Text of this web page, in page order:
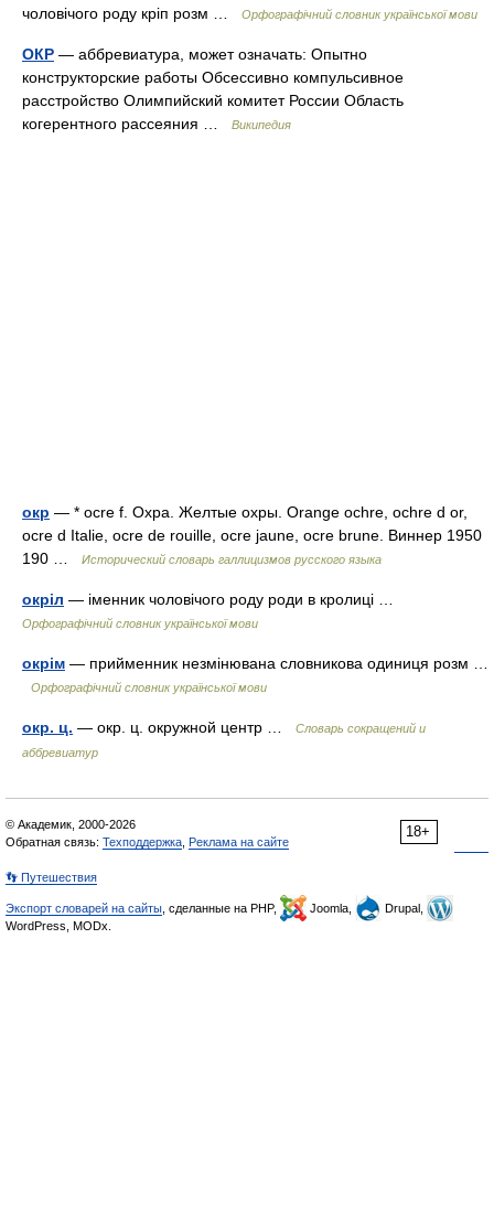
чоловічого роду кріп розм …
Орфографічний словник української мови
ОКР — аббревиатура, может означать: Опытно
конструкторские работы Обсессивно компульсивное
расстройство Олимпийский комитет России Область
когерентного рассеяния …
Википедия
окр — * ocre f. Охра. Желтые охры. Orange ochre, ochre d or,
ocre d Italie, ocre de rouille, ocre jaune, ocre brune. Виннер 1950
190 …
Исторический словарь галлицизмов русского языка
окріл — іменник чоловічого роду роди в кролиці …
Орфографічний словник української мови
окрім — прийменник незмінювана словникова одиниця розм …
Орфографічний словник української мови
окр. ц. — окр. ц. окружной центр …
Словарь сокращений и
аббревиатур
18+
© Академик, 2000-2026
Обратная связь: Техподдержка Реклама на сайте
👣 Путешествия
Экспорт словарей на сайты , сделанные на PHP, Joomla,
Drupal,
WordPress, MODx.